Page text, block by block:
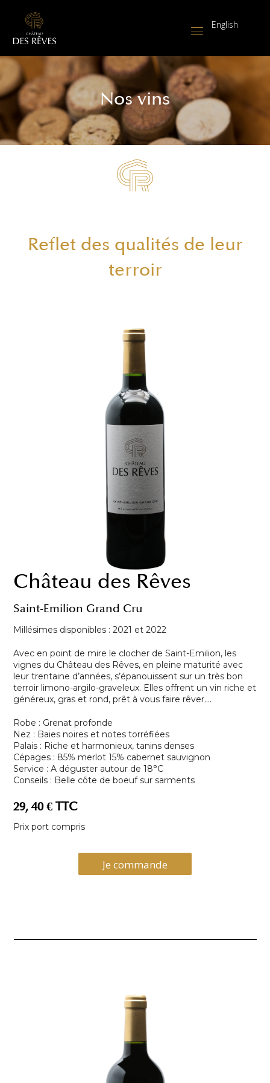
English
Nos vins
Reflet des qualités de leur
terroir
Château des Rêves
Saint-Emilion Grand Cru
Millésimes disponibles : 2021 et 2022
Avec en point de mire le clocher de Saint-Emilion, les
vignes du Château des Rêves, en pleine maturité avec
leur trentaine d’années, s’épanouissent sur un très bon
terroir limono-argilo-graveleux. Elles offrent un vin riche et
généreux, gras et rond, prêt à vous faire rêver….
Robe : Grenat profonde
Nez : Baies noires et notes torréfiées
Palais : Riche et harmonieux, tanins denses
Cépages : 85% merlot 15% cabernet sauvignon
Service : A déguster autour de 18°C
Conseils : Belle côte de boeuf sur sarments
29, 40 € TTC
Prix port compris
Je commande